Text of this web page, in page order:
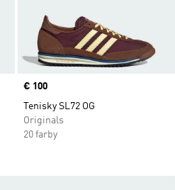
Price
€ 100
Tenisky SL72 OG
Originals
20 farby